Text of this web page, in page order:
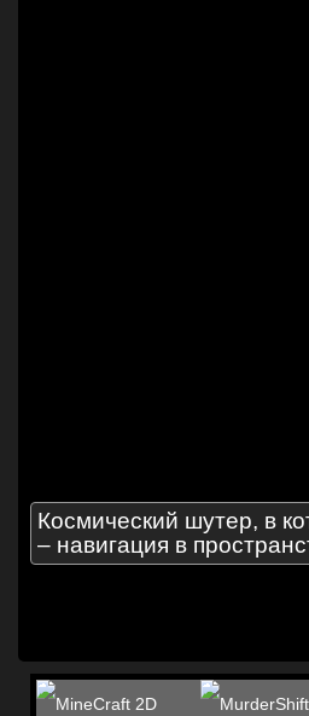
Космический шутер, в
– навигация в